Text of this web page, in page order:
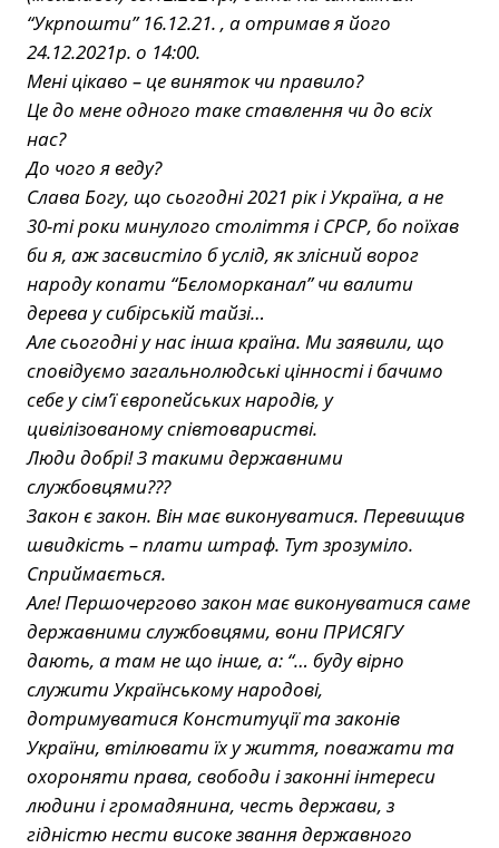
“Укрпошти” 16.12.21. , а отримав я його
24.12.2021р. о 14:00.
Мені цікаво – це виняток чи правило?
Це до мене одного таке ставлення чи до всіх
нас?
До чого я веду?
Слава Богу, що сьогодні 2021 рік і Україна, а не
30-ті роки минулого століття і СРСР, бо поїхав
би я, аж засвистіло б услід, як злісний ворог
народу копати “Бєломорканал” чи валити
дерева у сибірській тайзі…
Але сьогодні у нас інша країна. Ми заявили, що
сповідуємо загальнолюдські цінності і бачимо
себе у сім’ї європейських народів, у
цивілізованому співтоваристві.
Люди добрі! З такими державними
службовцями???
Закон є закон. Він має виконуватися. Перевищив
швидкість – плати штраф. Тут зрозуміло.
Сприймається.
Але! Першочергово закон має виконуватися саме
державними службовцями, вони ПРИСЯГУ
дають, а там не що інше, а: “… буду вірно
служити Українському народові,
дотримуватися Конституції та законів
України, втілювати їх у життя, поважати та
охороняти права, свободи і законні інтереси
людини і громадянина, честь держави, з
гідністю нести високе звання державного